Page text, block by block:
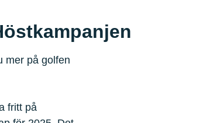
mer på golfen
fritt på